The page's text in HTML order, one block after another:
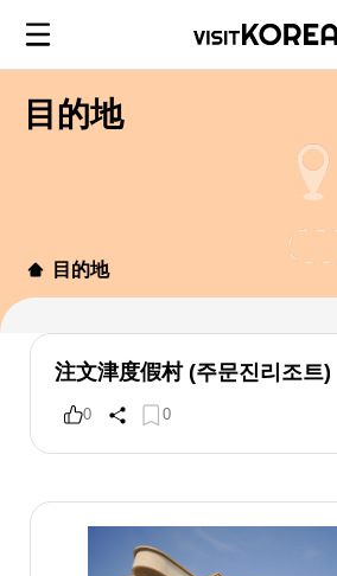
目的地
目的地
注文津度假村 (주문진리조트)
0 0